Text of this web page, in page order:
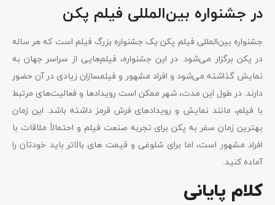
در جشنواره بین‌المللی فیلم پکن
جشنواره بین‌المللی فیلم پکن یک جشنواره بزرگ فیلم است که هر ساله
در پکن برگزار می‌شود. در این جشنواره، فیلم‌هایی از سراسر جهان به
نمایش گذاشته می‌شود و افراد مشهور و فیلمسازان زیادی در آن حضور
دارند. در طول این مدت، شهر ممکن است رویدادها و فعالیت‌های مرتبط
با فیلم، مانند نمایش و رویدادهای فرش قرمز داشته باشد. این زمان
بهترین زمان سفر به پکن برای تجربه صنعت فیلم و احتمالاً ملاقات با
افراد مشهور است، اما برای شلوغی و قیمت های بالاتر باید خودتان را
آماده کنید.
کلام پایانی